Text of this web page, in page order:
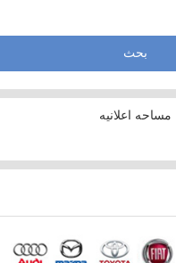
مساحه اعلانيه